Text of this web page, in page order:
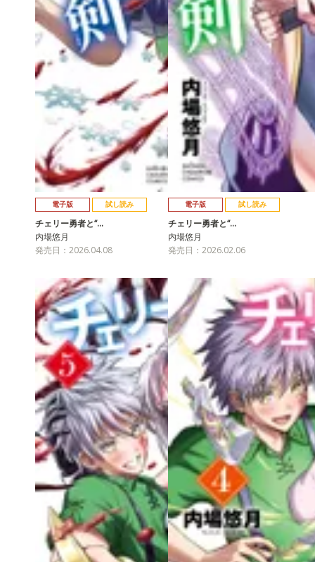
電子版 試し読み
チェリー勇者と“…
内場悠月
発売日：2026.04.08
電子版 試し読み
チェリー勇者と“…
内場悠月
発売日：2026.02.06